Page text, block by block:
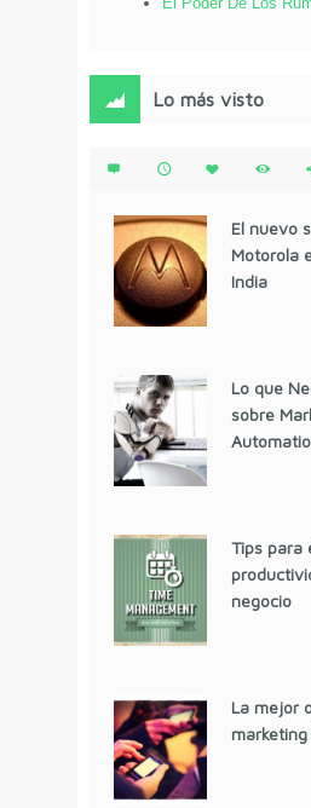
Lo más visto
El nuevo
Motorola
India
Lo que
sobre
Tips para
negocio
La mejor